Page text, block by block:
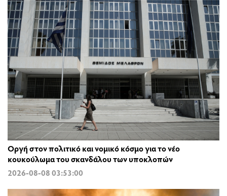
Οργή στον πολιτικό και νομικό κόσμο για το νέο
κουκούλωμα του σκανδάλου των υποκλοπών
2026-08-08 03:53:00